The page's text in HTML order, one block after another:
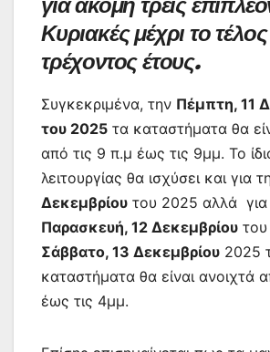
Κυριακές μέχρι το
τρέχοντος έτους.
Συγκεκριμένα, την Πέμπτη, 11
του 2025 τα καταστήματα θα
από τις 9 π.μ έως τις 9μμ. Το
λειτουργίας θα ισχύσει και για
Δεκεμβρίου του 2025 αλλά για
Παρασκευή, 12 Δεκεμβρίου
Σάββατο, 13 Δεκεμβρίου 2025
καταστήματα θα είναι ανοιχτά
έως τις 4μμ.